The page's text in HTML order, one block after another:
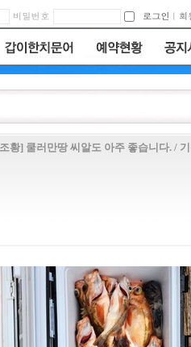
황] 쿨러만땅 씨알도 아주 좋습니다. /